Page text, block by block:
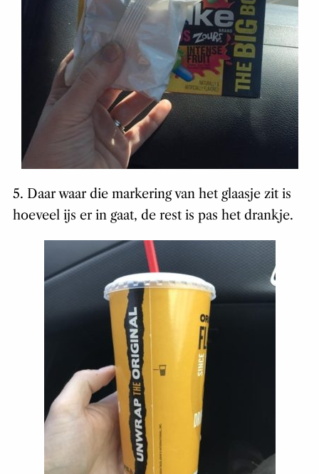
5. Daar waar die markering van het glaasje zit is
hoeveel ijs er in gaat, de rest is pas het drankje.
6. “De 25% minder sticker ging blijkbaar niet
alleen over de prijs.”